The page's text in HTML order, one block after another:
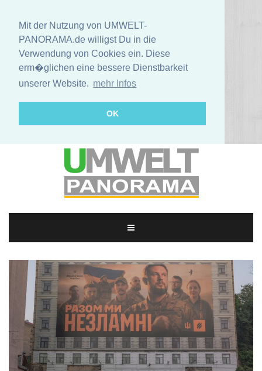
Mit der Nutzung von UMWELT-
PANORAMA.de willigst Du in die
Verwendung von Cookies ein. Diese
erm�glichen eine bessere Dienstbarkeit
unserer Website. mehr Infos
OK